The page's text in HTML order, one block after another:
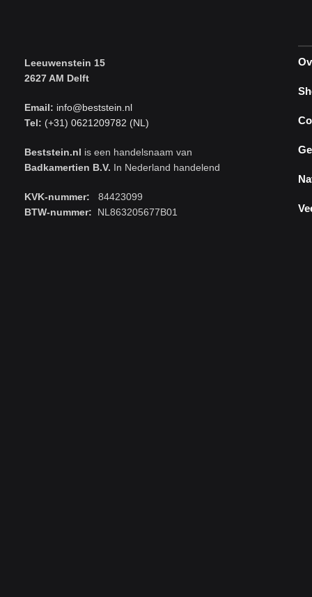
Leeuwenstein 15
2627 AM Delft
Email: info@beststein.nl
Tel: (+31) 0621209782 (NL)
Beststein.nl is een handelsnaam van
Badkamertien B.V. In Nederland handelend
KVK-nummer: 84423099
BTW-nummer: NL863205677B01